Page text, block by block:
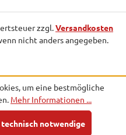
zzgl.Versandkosten
nicht anders angegeben.
um eine bestmögliche
Mehr Informationen ...
notwendige